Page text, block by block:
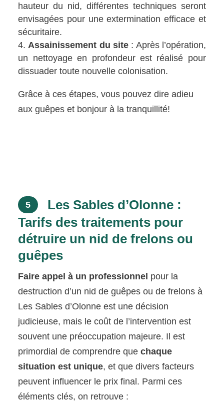
hauteur du nid, différentes techniques seront
envisagées pour une extermination efficace et
sécuritaire.
Assainissement du site : Après l’opération,
un nettoyage en profondeur est réalisé pour
dissuader toute nouvelle colonisation.
Grâce à ces étapes, vous pouvez dire adieu
aux guêpes et bonjour à la tranquillité!
5
Les Sables d’Olonne :
Tarifs des traitements pour
détruire un nid de frelons ou
guêpes
Faire appel à un professionnel pour la
destruction d’un nid de guêpes ou de frelons à
Les Sables d’Olonne est une décision
judicieuse, mais le coût de l’intervention est
souvent une préoccupation majeure. Il est
primordial de comprendre quechaque
situation est unique, et que divers facteurs
peuvent influencer le prix final. Parmi ces
éléments clés, on retrouve :